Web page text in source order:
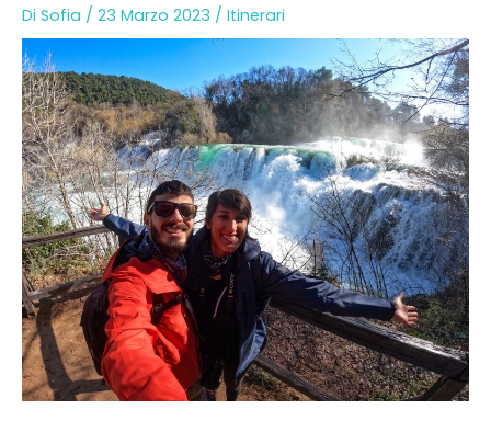
Di Sofia / 23 Marzo 2023 / Itinerari